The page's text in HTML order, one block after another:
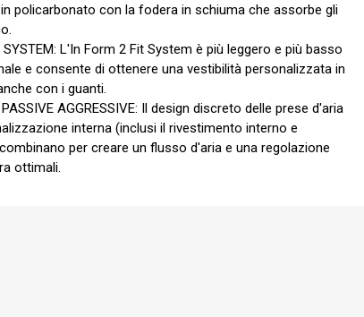
policarbonato con la fodera in schiuma che assorbe gli
SYSTEM: L'In Form 2 Fit System è più leggero e più basso
e consente di ottenere una vestibilità personalizzata in
con i guanti.
AGGRESSIVE: Il design discreto delle prese d'aria
interna (inclusi il rivestimento interno e
per creare un flusso d'aria e una regolazione
ottimali.